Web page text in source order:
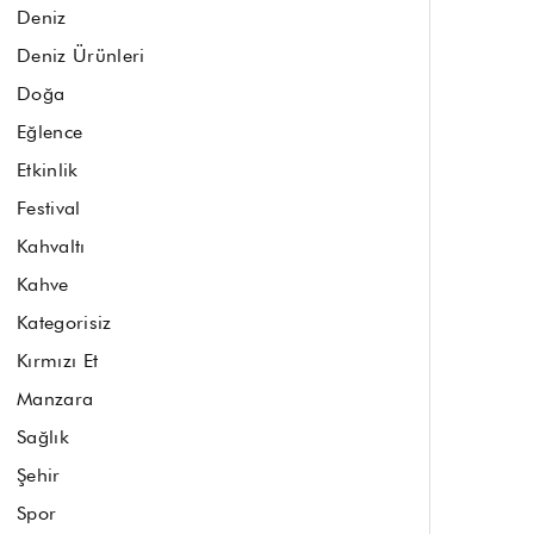
Deniz
Deniz Ürünleri
Doğa
Eğlence
Etkinlik
Festival
Kahvaltı
Kahve
Kategorisiz
Kırmızı Et
Manzara
Sağlık
Şehir
Spor